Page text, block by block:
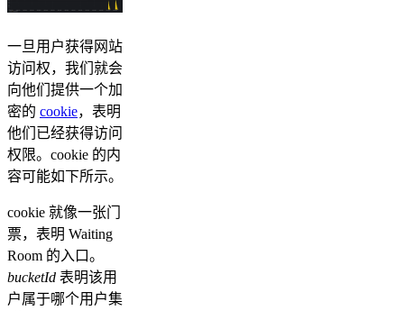
一旦用户获得网站
访问权，我们就会
向他们提供一个加
密的 cookie，表明
他们已经获得访问
权限。cookie 的内
容可能如下所示。
cookie 就像一张门
票，表明 Waiting
Room 的入口。
bucketId 表明该用
户属于哪个用户集